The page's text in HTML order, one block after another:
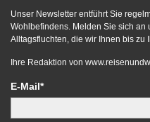
Unser Newsletter entführt Sie
Wohlbefindens. Melden Sie sich an
Alltagsfluchten, die wir Ihnen bis zu
Ihre Redaktion von
E-Mail*